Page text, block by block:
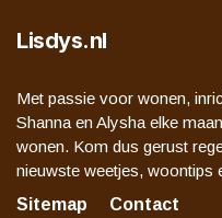
Lisdys.nl
Met passie voor wonen,
Shanna en Alysha elke
wonen. Kom dus gerust
nieuwste weetjes, woontips
Sitemap
Contact